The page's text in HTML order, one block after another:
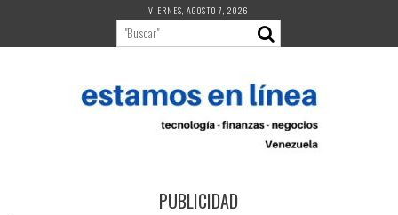
contenido
VIERNES, AGOSTO 7, 2026
PUBLICIDAD